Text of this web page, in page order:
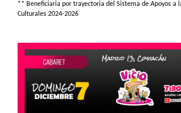
** Beneficiaria por trayectoria del Sistema de Apoyos a
Culturales 2024-2026